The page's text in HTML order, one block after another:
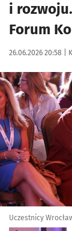
i
Forum
Data publikacji:
26.06.2026 20:58 |
Kliknij, aby
Kliknij, aby
Uczestnicy